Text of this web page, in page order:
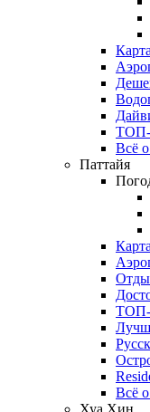
ТОП-
Всё
Паттайя
ТОП-
Всё
Хуа Хин